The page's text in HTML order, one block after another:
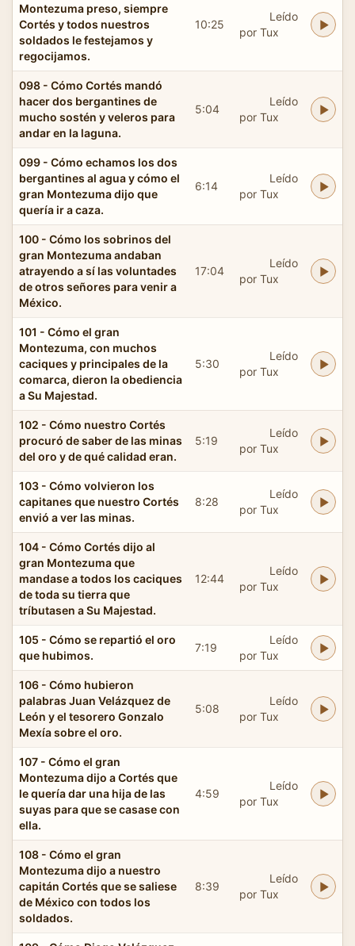
Montezuma preso, siempre
Cortés y todos nuestros
soldados le festejamos y
regocijamos.
10:25
Leído
por Tux
098 - Cómo Cortés mandó
hacer dos bergantines de
mucho sostén y veleros para
andar en la laguna.
5:04
Leído
por Tux
099 - Cómo echamos los dos
bergantines al agua y cómo el
gran Montezuma dijo que
quería ir a caza.
6:14
Leído
por Tux
100 - Cómo los sobrinos del
gran Montezuma andaban
atrayendo a sí las voluntades
de otros señores para venir a
México.
17:04
Leído
por Tux
101 - Cómo el gran
Montezuma, con muchos
caciques y principales de la
comarca, dieron la obediencia
a Su Majestad.
5:30
Leído
por Tux
102 - Cómo nuestro Cortés
procuró de saber de las minas
del oro y de qué calidad eran.
5:19
Leído
por Tux
103 - Cómo volvieron los
capitanes que nuestro Cortés
envió a ver las minas.
8:28
Leído
por Tux
104 - Cómo Cortés dijo al
gran Montezuma que
mandase a todos los caciques
de toda su tierra que
tríbutasen a Su Majestad.
12:44
Leído
por Tux
105 - Cómo se repartió el oro
que hubimos.
7:19
Leído
por Tux
106 - Cómo hubieron
palabras Juan Velázquez de
León y el tesorero Gonzalo
Mexía sobre el oro.
5:08
Leído
por Tux
107 - Cómo el gran
Montezuma dijo a Cortés que
le quería dar una hija de las
suyas para que se casase con
ella.
4:59
Leído
por Tux
108 - Cómo el gran
Montezuma dijo a nuestro
capitán Cortés que se saliese
de México con todos los
soldados.
8:39
Leído
por Tux